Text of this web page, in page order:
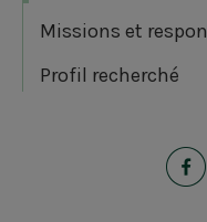
Missions et
Profil recherché
P